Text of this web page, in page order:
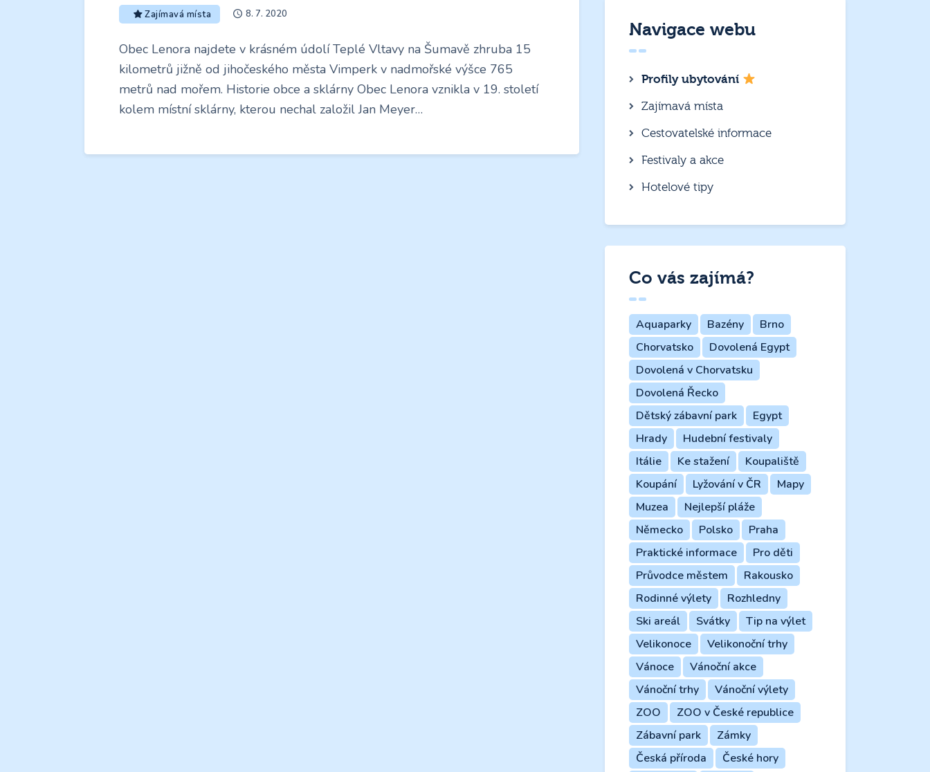
Zajímavá místa 8. 7. 2020
Obec Lenora najdete v krásném údolí Teplé Vltavy na Šumavě zhruba 15
kilometrů jižně od jihočeského města Vimperk v nadmořské výšce 765
metrů nad mořem. Historie obce a sklárny Obec Lenora vznikla v 19. století
kolem místní sklárny, kterou nechal založil Jan Meyer…
Navigace webu
Profily ubytování
Zajímavá místa
Cestovatelské informace
Festivaly a akce
Hotelové tipy
Co vás zajímá?
Aquaparky Bazény
Brno
Chorvatsko
Dovolená Egypt
Dovolená v Chorvatsku
Dovolená Řecko
Dětský zábavní park
Egypt
Hrady
Hudební festivaly
Itálie
Ke stažení
Koupaliště
Koupání
Lyžování v ČR
Mapy
Muzea
Nejlepší pláže
Německo
Polsko
Praha
Praktické informace
Pro děti
Průvodce městem
Rakousko
Rodinné výlety
Rozhledny
Ski areál
Svátky
Tip na výlet
Velikonoce
Velikonoční trhy
Vánoce
Vánoční akce
Vánoční trhy
Vánoční výlety
ZOO
ZOO v České republice
Zábavní park
Zámky
Česká příroda
České hory